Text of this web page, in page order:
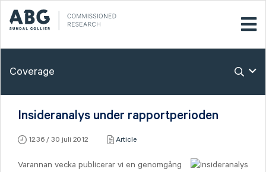
Coverage
Insideranalys under rapportperioden
12:36 / 30 juli 2012 Article
Varannan vecka publicerar vi en genomgång